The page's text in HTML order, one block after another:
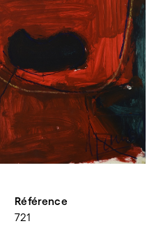
Référence
721